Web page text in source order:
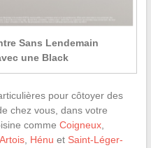
Sans Lendemain
une Black
pour côtoyer des
chez vous, dans votre
comme Coigneux,
, Hénu et Saint-Léger-